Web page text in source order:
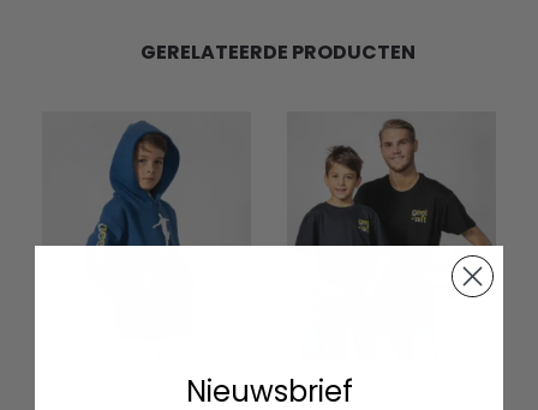
GERELATEERDE PRODUCTEN
GW kids hoodie iconic
GW teens / adults t-
Nieuwsbrief